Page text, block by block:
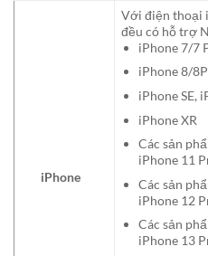
iPhone
Với điện thoại
đều có hỗ trợ
iPhone 7/7
iPhone 8/
iPhone SE,
iPhone XR
Các sản
iPhone 11
Các sản
iPhone 12
Các sản
iPhone 13